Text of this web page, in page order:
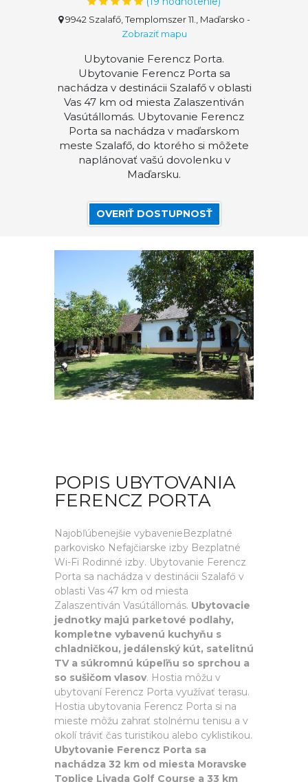
9942 Szalafő, Templomszer 11., Maďarsko -
Zobraziť mapu
Ubytovanie Ferencz Porta.
Ubytovanie Ferencz Porta sa
nachádza v destinácii Szalafő v oblasti
Vas 47 km od miesta Zalaszentiván
Vasútállomás. Ubytovanie Ferencz
Porta sa nachádza v maďarskom
meste Szalafő, do ktorého si môžete
naplánovať vašú dovolenku v
Maďarsku.
OVERIŤ DOSTUPNOSŤ
POPIS UBYTOVANIA
FERENCZ PORTA
Najobľúbenejšie vybavenieBezplatné
parkovisko Nefajčiarske izby Bezplatné
Wi-Fi Rodinné izby. Ubytovanie Ferencz
Porta sa nachádza v destinácii Szalafő v
oblasti Vas 47 km od miesta
Zalaszentiván Vasútállomás. Ubytovacie
jednotky majú parketové podlahy,
kompletne vybavenú kuchyňu s
chladničkou, jedálenský kút, satelitnú
TV a súkromnú kúpeľňu so sprchou a
so sušičom vlasov. Hostia môžu v
ubytovaní Ferencz Porta využívať terasu.
Hostia ubytovania Ferencz Porta si na
mieste môžu zahrať stolnému tenisu a v
okolí tráviť čas turistikou alebo cyklistikou.
Ubytovanie Ferencz Porta sa
nachádza 32 km od miesta Moravske
Toplice Livada Golf Course a 33 km